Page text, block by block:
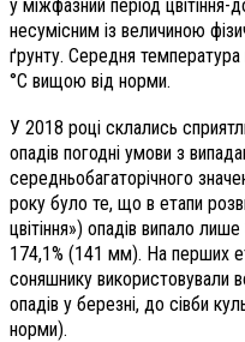
у міжфазний період цвітіння-
несумісним із величиною
ґрунту. Середня температура
°С вищою від норми.
У 2018 році склались
опадів погодні умови з
середньобагаторічного
року було те, що в етапи
цвітіння») опадів випало
174,1% (141 мм). На перших
соняшнику використовували
опадів у березні, до сівби
норми).